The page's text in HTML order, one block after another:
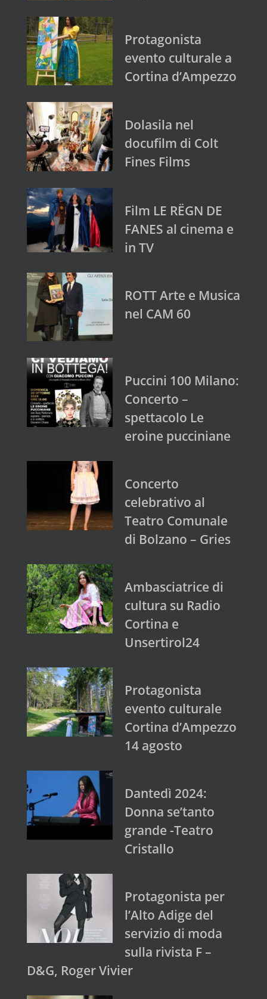
Protagonista
evento culturale a
Cortina d’Ampezzo
Dolasila nel
docufilm di Colt
Fines Films
Film LE RËGN DE
FANES al cinema e
in TV
ROTT Arte e Musica
nel CAM 60
Puccini 100 Milano:
Concerto –
spettacolo Le
eroine pucciniane
Concerto
celebrativo al
Teatro Comunale
di Bolzano – Gries
Ambasciatrice di
cultura su Radio
Cortina e
Unsertirol24
Protagonista
evento culturale
Cortina d’Ampezzo
14 agosto
Dantedì 2024:
Donna se’tanto
grande -Teatro
Cristallo
Protagonista per
l’Alto Adige del
servizio di moda
sulla rivista F –
D&G, Roger Vivier